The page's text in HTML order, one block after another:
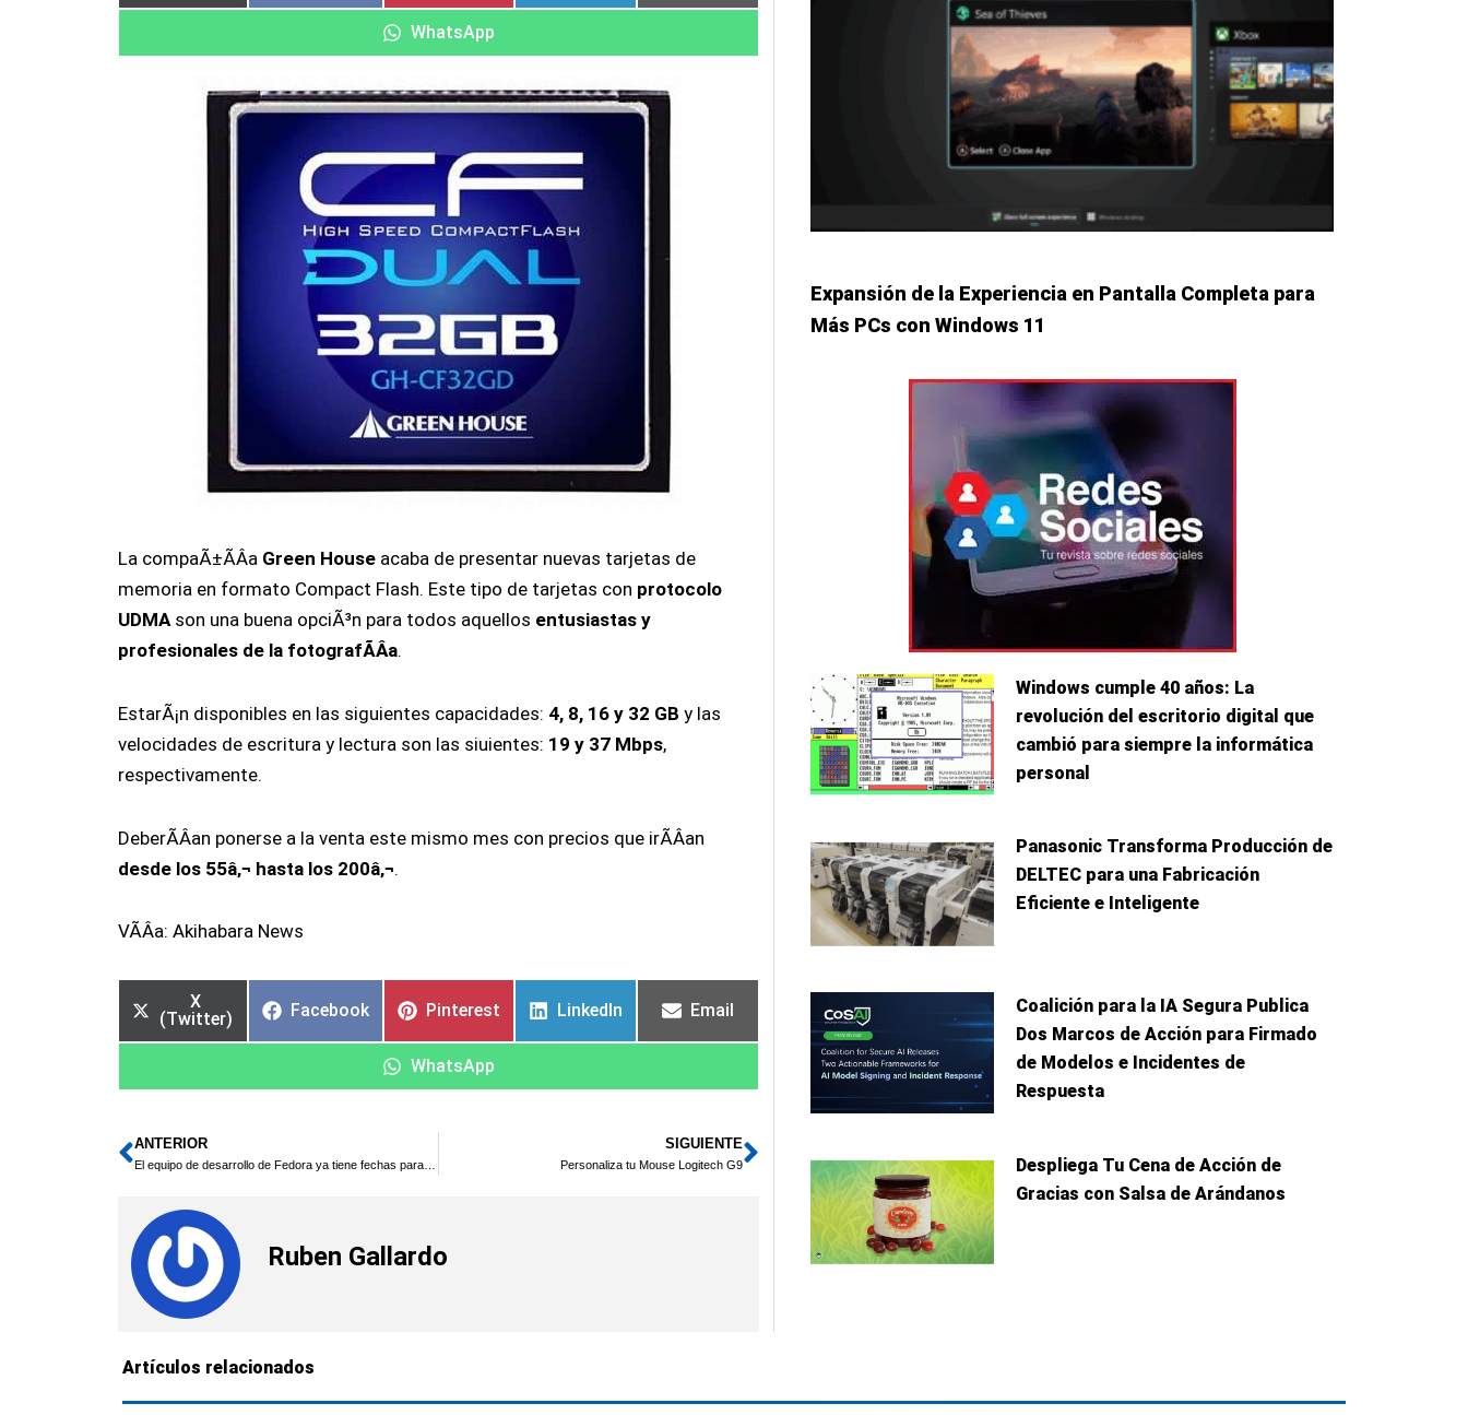
WhatsApp
La compaÃ±Ã­Â­a Green House acaba de presentar nuevas tarjetas de
memoria en formato Compact Flash. Este tipo de tarjetas con protocolo
UDMAson una buena opciÃ³n para todos aquellos entusiastas y
profesionales de la fotografÃ­Â­a.
EstarÃ¡n disponibles en las siguientes capacidades: 4, 8, 16 y 32 GB y las
velocidades de escritura y lectura son las siuientes: 19 y 37 Mbps,
respectivamente.
DeberÃ­Â­an ponerse a la venta este mismo mes con precios que irÃ­Â­an
desde los 55â‚¬ hasta los 200â‚¬.
VÃ­Â­a: Akihabara News
X
(Twitter)
Facebook Pinterest LinkedIn Email
WhatsApp
Ant
ANTERIOR SIGUIENTE
Personaliza tu Mouse Logitech G9Siguiente
Ruben Gallardo
Expansión de la Experiencia en Pantalla Completa para
Más PCs con Windows 11
Windows cumple 40 años: La
revolución del escritorio digital que
cambió para siempre la informática
personal
Panasonic Transforma Producción de
DELTEC para una Fabricación
Eficiente e Inteligente
Coalición para la IA Segura Publica
Dos Marcos de Acción para Firmado
de Modelos e Incidentes de
Respuesta
Despliega Tu Cena de Acción de
Gracias con Salsa de Arándanos
Artículos relacionados